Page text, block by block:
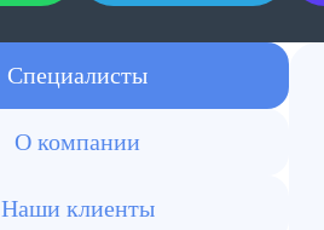
Специалисты
О компании
Наши клиенты